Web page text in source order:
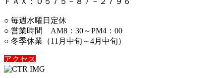
○ 毎週水曜日定休
○ 営業時間 AM8：30～PM4：00
○ 冬季休業（11月中旬～4月中旬）
アクセス